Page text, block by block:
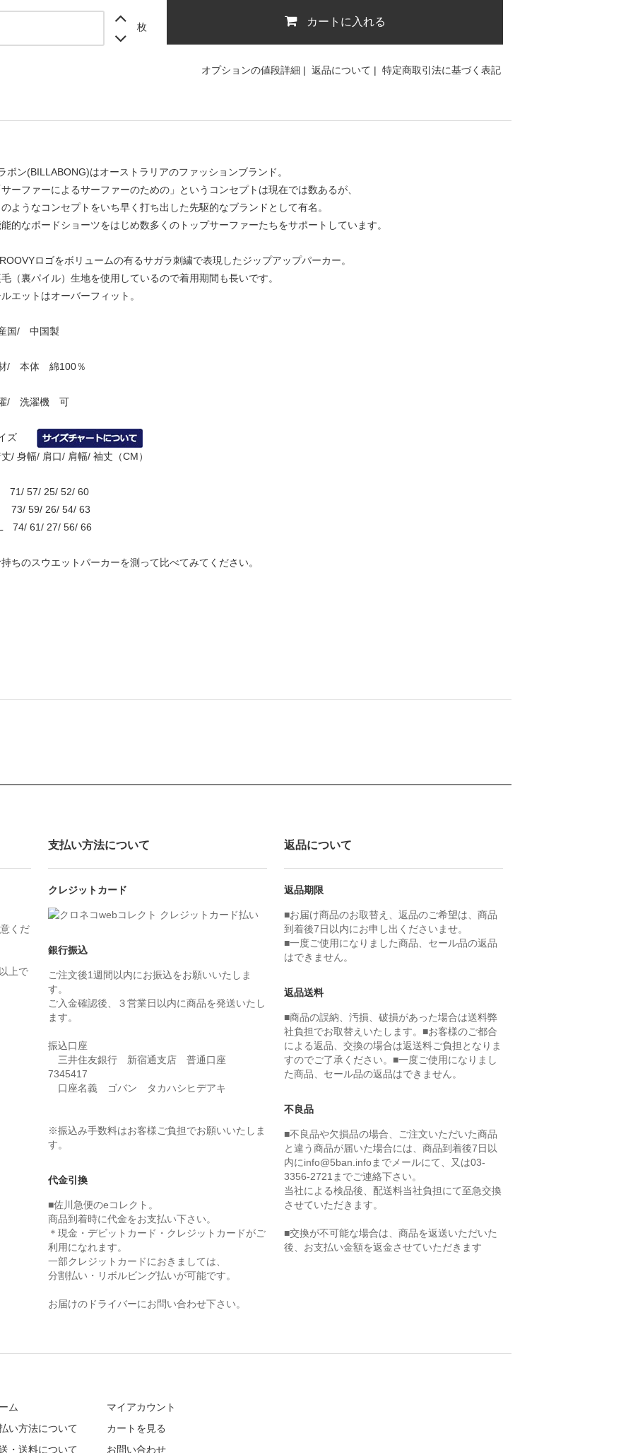
枚 カートに入れる
オプションの値段詳細 | 返品について | 特定商取引法に基づく表記
ボン(BILLABONG)はオーストラリアのファッションブランド。
ーファーによるサーファーのための」というコンセプトは現在では数あるが、
ようなコンセプトをいち早く打ち出した先駆的なブランドとして有名。
的なボードショーツをはじめ数多くのトップサーファーたちをサポートしています。
ロゴをボリュームの有るサガラ刺繍で表現したジップアップパーカー。
（裏パイル）生地を使用しているので着用期間も長いです。
エットはオーバーフィット。
国/ 中国製
/ 本体 綿100％
/ 洗濯機 可
イズ
/ 身幅/ 肩口/ 肩幅/ 袖丈（CM）
57/ 25/ 52/ 60
59/ 26/ 54/ 63
74/ 61/ 27/ 56/ 66
ちのスウエットパーカーを測って比べてみてください。
くだ
上で
支払い方法について
クレジットカード
銀行振込
ご注文後1週間以内にお振込をお願いいたしま
す。
ご入金確認後、３営業日以内に商品を発送いたし
ます。
振込口座
三井住友銀行 新宿通支店 普通口座
7345417
口座名義 ゴバン タカハシヒデアキ
※振込み手数料はお客様ご負担でお願いいたしま
す。
代金引換
■佐川急便のeコレクト。
商品到着時に代金をお支払い下さい。
＊現金・デビットカード・クレジットカードがご
利用になれます。
一部クレジットカードにおきましては、
分割払い・リボルビング払いが可能です。
お届けのドライバーにお問い合わせ下さい。
返品について
返品期限
■お届け商品のお取替え、返品のご希望は、商品
到着後7日以内にお申し出くださいませ。
■一度ご使用になりました商品、セール品の返品
はできません。
返品送料
■商品の誤納、汚損、破損があった場合は送料弊
社負担でお取替えいたします。■お客様のご都合
による返品、交換の場合は返送料ご負担となりま
すのでご了承ください。■一度ご使用になりまし
た商品、セール品の返品はできません。
不良品
■不良品や欠損品の場合、ご注文いただいた商品
と違う商品が届いた場合には、商品到着後7日以
内にinfo@5ban.infoまでメールにて、又は03-
3356-2721までご連絡下さい。
当社による検品後、配送料当社負担にて至急交換
させていただきます。
■交換が不可能な場合は、商品を返送いただいた
後、お支払い金額を返金させていただきます
ム
い方法について
・送料について
マイアカウント
カートを見る
お問い合わせ